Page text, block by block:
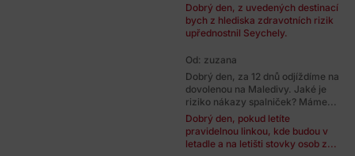
Dobrý den, z uvedených destinací
bych z hlediska zdravotních rizik
upřednostnil Seychely.
Od: zuzana
Dobrý den, za 12 dnů odjíždíme na
dovolenou na Maledivy. Jaké je
riziko nákazy spalniček? Máme...
Dobrý den, pokud letíte
pravidelnou linkou, kde budou v
letadle a na letišti stovky osob z...